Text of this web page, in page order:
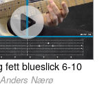
fett blueslick 6-10
Anders Nærø